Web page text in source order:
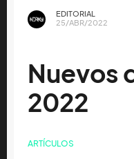
EDITORIAL
25/ABR/2022
Nuevos
2022
ARTÍCULOS